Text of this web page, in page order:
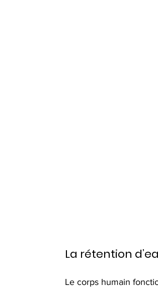
La rétention
Le corps humain